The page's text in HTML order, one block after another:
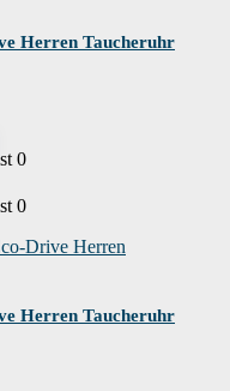
Herren Taucheruhr
0
0
Herren Taucheruhr